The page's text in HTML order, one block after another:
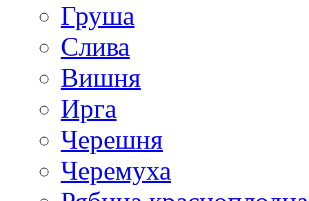
Груша
Слива
Вишня
Ирга
Черешня
Черемуха